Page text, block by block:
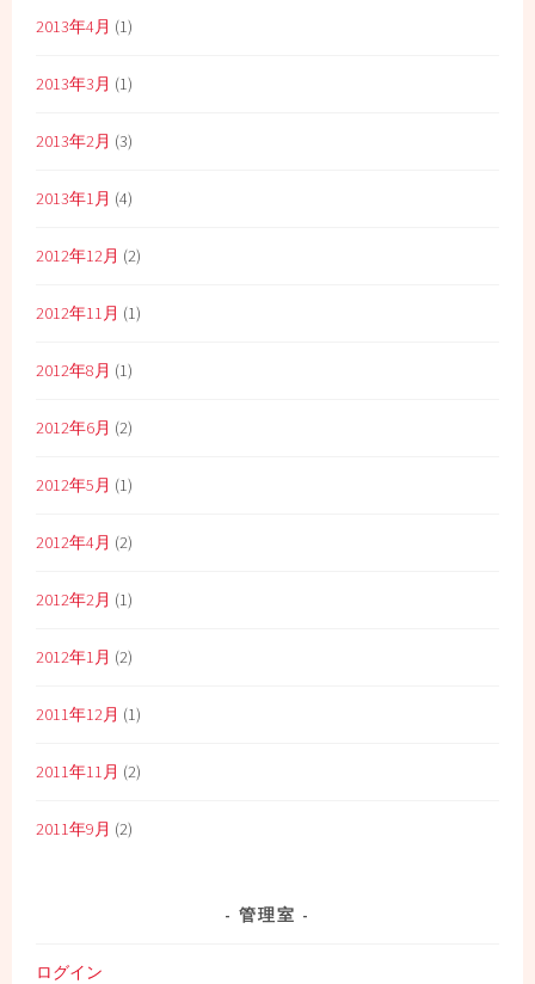
2013年4月 (1)
2013年3月 (1)
2013年2月 (3)
2013年1月 (4)
2012年12月 (2)
2012年11月 (1)
2012年8月 (1)
2012年6月 (2)
2012年5月 (1)
2012年4月 (2)
2012年2月 (1)
2012年1月 (2)
2011年12月 (1)
2011年11月 (2)
2011年9月 (2)
管理室
ログイン